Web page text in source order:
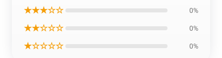
★★★☆☆ 0%
★★☆☆☆ 0%
★☆☆☆☆ 0%